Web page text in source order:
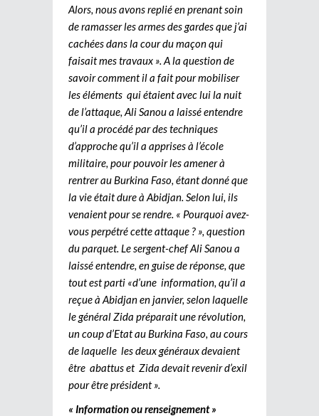
Alors, nous avons replié en prenant soin
de ramasser les armes des gardes que j’ai
cachées dans la cour du maçon qui
faisait mes travaux ». A la question de
savoir comment il a fait pour mobiliser
les éléments qui étaient avec lui la nuit
de l’attaque, Ali Sanou a laissé entendre
qu’il a procédé par des techniques
d’approche qu’il a apprises à l’école
militaire, pour pouvoir les amener à
rentrer au Burkina Faso, étant donné que
la vie était dure à Abidjan. Selon lui, ils
venaient pour se rendre. « Pourquoi avez-
vous perpétré cette attaque ? », question
du parquet. Le sergent-chef Ali Sanou a
laissé entendre, en guise de réponse, que
tout est parti «d’une information, qu’il a
reçue à Abidjan en janvier, selon laquelle
le général Zida préparait une révolution,
un coup d’Etat au Burkina Faso, au cours
de laquelle les deux généraux devaient
être abattus et Zida devait revenir d’exil
pour être président ».
« Information ou renseignement »